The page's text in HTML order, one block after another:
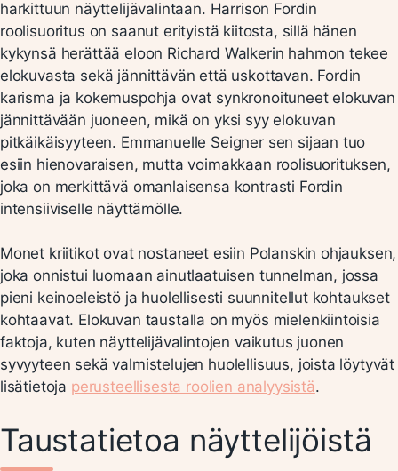
harkittuun näyttelijävalintaan. Harrison Fordin
roolisuoritus on saanut erityistä kiitosta, sillä hänen
kykynsä herättää eloon Richard Walkerin hahmon tekee
elokuvasta sekä jännittävän että uskottavan. Fordin
karisma ja kokemuspohja ovat synkronoituneet elokuvan
jännittävään juoneen, mikä on yksi syy elokuvan
pitkäikäisyyteen. Emmanuelle Seigner sen sijaan tuo
esiin hienovaraisen, mutta voimakkaan roolisuorituksen,
joka on merkittävä omanlaisensa kontrasti Fordin
intensiiviselle näyttämölle.
Monet kriitikot ovat nostaneet esiin Polanskin ohjauksen,
joka onnistui luomaan ainutlaatuisen tunnelman, jossa
pieni keinoeleistö ja huolellisesti suunnitellut kohtaukset
kohtaavat. Elokuvan taustalla on myös mielenkiintoisia
faktoja, kuten näyttelijävalintojen vaikutus juonen
syvyyteen sekä valmistelujen huolellisuus, joista löytyvät
lisätietoja perusteellisesta roolien analyysistä.
Taustatietoa näyttelijöistä